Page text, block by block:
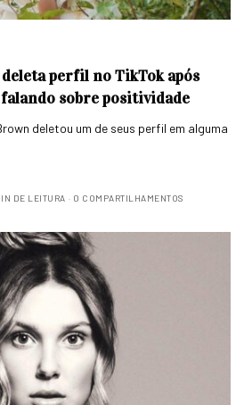
perfil no TikTok após
sobre positividade
deletou um de seus perfil em alguma
DE LEITURA 0 COMPARTILHAMENTOS